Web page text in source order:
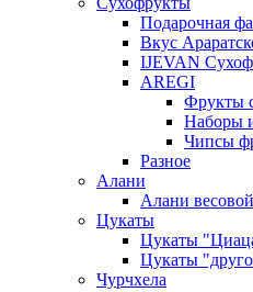
Подарочная
Вкус
IJEVAN
AREGI
Фрукты
Наборы
Чипсы
Разное
Алани
Алани весовой
Цукаты
Цукаты
Цукаты
Чурчхела